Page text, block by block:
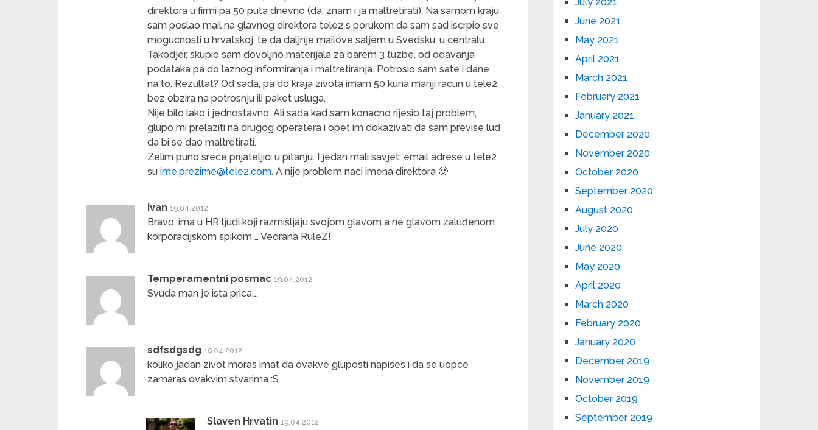
direktora u firmi pa 50 puta dnevno (da, znam i ja maltretirati). Na samom kraju
sam poslao mail na glavnog direktora tele2 s porukom da sam sad iscrpio sve
mogucnosti u hrvatskoj, te da daljnje mailove saljem u Svedsku, u centralu.
Takodjer, skupio sam dovoljno materijala za barem 3 tuzbe, od odavanja
podataka pa do laznog informiranja i maltretiranja. Potrosio sam sate i dane
na to. Rezultat? Od sada, pa do kraja zivota imam 50 kuna manji racun u tele2,
bez obzira na potrosnju ili paket usluga.
Nije bilo lako i jednostavno. Ali sada kad sam konacno rijesio taj problem,
glupo mi prelaziti na drugog operatera i opet im dokazivati da sam previse lud
da bi se dao maltretirati.
Zelim puno srece prijateljici u pitanju. I jedan mali savjet: email adrese u tele2
su ime.prezime@tele2.com. A nije problem naci imena direktora 🙂
Ivan 19.04.2012
Bravo, ima u HR ljudi koji razmišljaju svojom glavom a ne glavom zaluđenom
korporacijskom spikom … Vedrana RuleZ!
Temperamentni posmac 19.04.2012
Svuda man je ista prica….
sdfsdgsdg 19.04.2012
koliko jadan zivot moras imat da ovakve gluposti napises i da se uopce
zamaras ovakvim stvarima :S
Slaven Hrvatin 19.04.2012
June 2021
May 2021
April 2021
March 2021
February 2021
January 2021
December 2020
November 2020
October 2020
September 2020
August 2020
July 2020
June 2020
May 2020
April 2020
March 2020
February 2020
January 2020
December 2019
November 2019
October 2019
September 2019